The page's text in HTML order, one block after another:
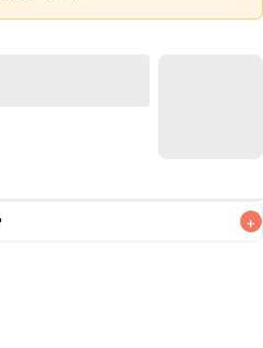
+
です。なるべくお早めにお召